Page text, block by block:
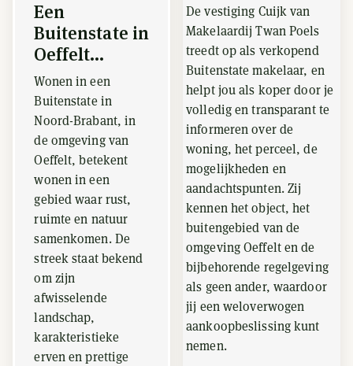
Een
Buitenstate in
Oeffelt...
Wonen in een
Buitenstate in
Noord-Brabant, in
de omgeving van
Oeffelt, betekent
wonen in een
gebied waar rust,
ruimte en natuur
samenkomen. De
streek staat bekend
om zijn
afwisselende
landschap,
karakteristieke
erven en prettige
De vestiging Cuijk van
Makelaardij Twan Poels
treedt op als verkopend
Buitenstate makelaar, en
helpt jou als koper door je
volledig en transparant te
informeren over de
woning, het perceel, de
mogelijkheden en
aandachtspunten. Zij
kennen het object, het
buitengebied van de
omgeving Oeffelt en de
bijbehorende regelgeving
als geen ander, waardoor
jij een weloverwogen
aankoopbeslissing kunt
nemen.